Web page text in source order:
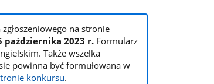
na stronie
października 2023 r. Formularz
Także wszelka
powinna być formułowana w
konkursu.